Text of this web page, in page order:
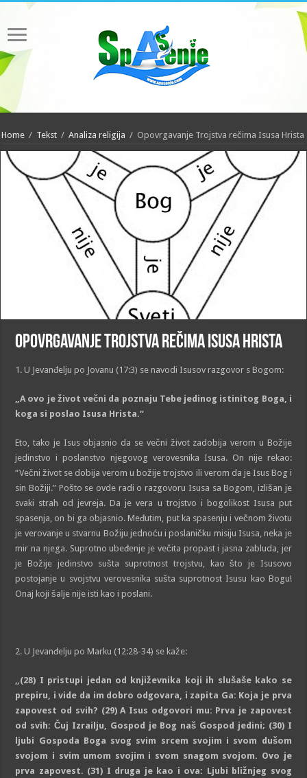
Home / Tekst / Analiza religija / Opovrgavanje Trojstva rečima Isusa Hrista
Opovrgavanje Trojstva rečima Isusa Hrista
1. U Jevanđelju po Jovanu (17:3) se navodi Isusov razgovor s Bogom:
„A ovo je život večni da poznaju Tebe jedinog istinitog Boga, i
koga si poslao Isusa Hrista.“
Eto, tako je Isus objasnio da se večni život zadobija verom u Božije
jedinstvo i poslanstvo njegovog verovesnika Isusa. On nije rekao:
“Večni život se dobija verom u božije trojstvo ili verom da je Isus Bog i
sin Božiji.” Pošto se ovde radi o razgovoru Isusa sa Bogom, izlišan je
svaki strah od jevreja. Da je vera u trojstvo i bogolikost Isusa put
spasenja, on bi ga objasnio. Međutim, put ka spasenju i večnom životu
je verovanje u stvarnu Božiju jednoću i poslaničku misiju Isusa, neka je
mir na njega. Suprotno ubeđenje je večita propast i jasna zabluda, jer
je Božije jedinstvo sušta suprotnost trojstvu, kao što je Isusovo
postojanje u svojstvu verovesnika sušta suprotnost Isusu kao Bogu!
Onaj koji šalje nije isti kao i poslani.
2. U Jevanđelju po Marku (12:28-34) se kaže:
„(28) I pristupi jedan od književnika koji ih slušaše kako se
prepiru, i vide da im dobro odgovara, i zapita Ga: Koja je prva
zapovest od svih? (29) A Isus odgovori mu: Prva je zapovest
od svih: Čuj Izrailju, Gospod je Bog naš Gospod jedini; (30) I
ljubi Gospoda Boga svog svim srcem svojim i svom dušom
svojom i svim umom svojim i svom snagom svojom. Ovo je
prva zapovest. (31) I druga je kao i ova: Ljubi bližnjeg svog